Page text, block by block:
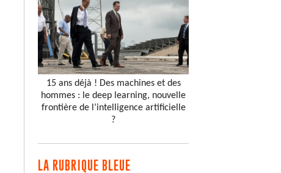
15 ans déjà ! Des machines et des
hommes : le deep learning, nouvelle
frontière de l’intelligence artificielle
?
LA RUBRIQUE BLEUE